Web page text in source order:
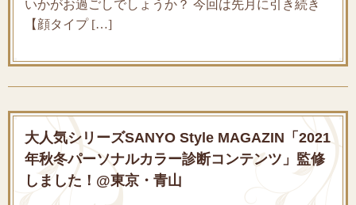
いかがお過ごしでしょうか？ 今回は先月に引き続き
【顔タイプ […]
大人気シリーズSANYO Style MAGAZIN「2021
年秋冬パーソナルカラー診断コンテンツ」監修
しました！@東京・青山